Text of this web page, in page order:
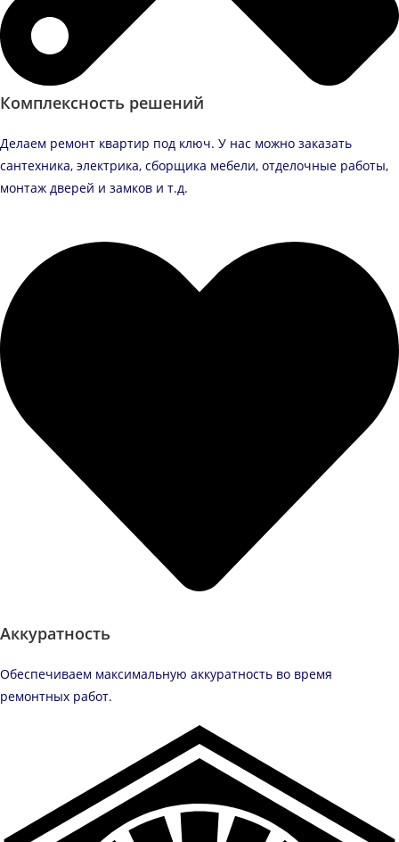
Комплексность решений
Делаем ремонт квартир под ключ. У нас можно заказать
сантехника, электрика, сборщика мебели, отделочные работы,
монтаж дверей и замков и т.д.
Аккуратность
Обеспечиваем максимальную аккуратность во время
ремонтных работ.